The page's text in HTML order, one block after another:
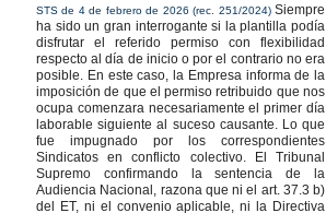
STS de 4 de febrero de 2026 (rec. 251/2024)Siempre
ha sido un gran interrogante si la plantilla podía
disfrutar el referido permiso con flexibilidad
respecto al día de inicio o por el contrario no era
posible. En este caso, la Empresa informa de la
imposición de que el permiso retribuido que nos
ocupa comenzara necesariamente el primer día
laborable siguiente al suceso causante. Lo que
fue impugnado por los correspondientes
Sindicatos en conflicto colectivo. El Tribunal
Supremo confirmando la sentencia de la
Audiencia Nacional, razona que ni el art. 37.3 b)
del ET, ni el convenio aplicable, ni la Directiva